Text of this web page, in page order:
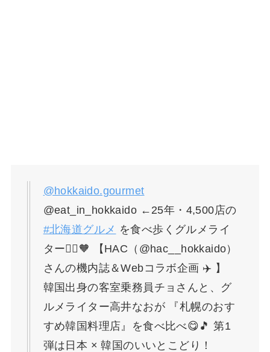
@hokkaido.gourmet
@eat_in_hokkaido ←25年・4,500店の
#北海道グルメ を食べ歩くグルメライ
ター🙋‍♀️🧡 【HAC（@hac__hokkaido）
さんの機内誌＆Webコラボ企画 ✈️ 】
韓国出身の客室乗務員チョさんと、グ
ルメライター高井なおが 『札幌のおす
すめ韓国料理店』を食べ比べ😋🎵 第1
弾は日本 × 韓国のいいとこどり！